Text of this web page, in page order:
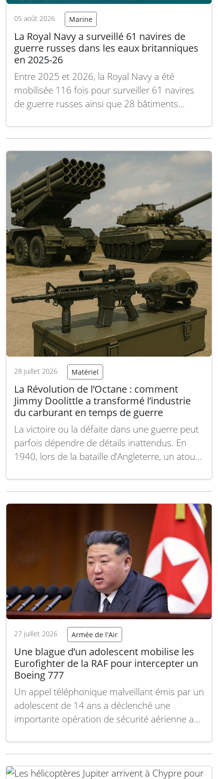
05 août 2026 Marine
La Royal Navy a surveillé 61 navires de
guerre russes dans les eaux britanniques
en 2025-26
Entre 2025 et 2026, la Royal Navy a été
mobilisée 116 fois pour surveiller 61 navires
de guerre russes ainsi que 28 bâtiments
exclusive (ZEE) du Royaume-Uni, marquant
par rapport aux deux années précédentes,
selon le…Lire la suite
28 juillet 2026 Matériel
La Révolution de l’Octane : comment
Jimmy Doolittle a transformé l’industrie
du carburant en temps de guerre
La victoire ou la défaite dans une guerre peut
parfois dépendre de détails inattendus. En
1940, lors de la bataille d’Angleterre, un atout
carburant à haute teneur en octane. Ce
supériorité moteur significative face…
Lire la
27 juillet 2026 Armée de l'Air
Une blague d’un adolescent mobilise les
Eurofighter de la RAF pour intercepter un
Boeing 777
Un appel téléphonique malveillant émis par un
adolescent de 14 ans a déclenché une
importante opération de sécurité aérienne au
deux chasseurs Eurofighter Typhoon de la
Boeing 777 de Qatar Airways approchant